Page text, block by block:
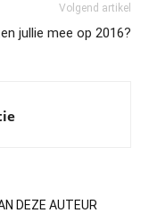
Volgend artikel
jullie mee op 2016?
DEZE AUTEUR